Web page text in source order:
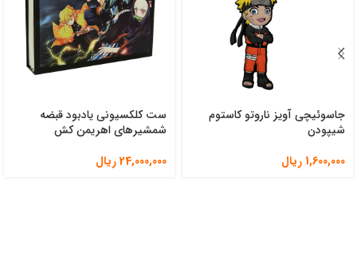
جاسوئیچی آویز ناروتو کاستوم
شیپودن
1,600,000 ریال
ست کلکسیونی یادبود قبضه
شمشیرهای اهریمن کش
24,000,000ریال